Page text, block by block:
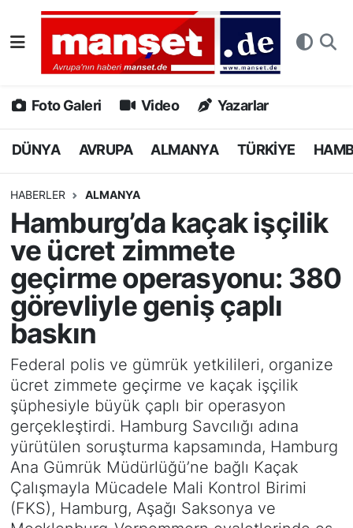
Foto Galeri Video Yazarlar
DÜNYA AVRUPA ALMANYA TÜRKİYE
HABERLER ALMANYA
Hamburg’da kaçak işçilik
ve ücret zimmete
geçirme operasyonu: 380
görevliyle geniş çaplı
baskın
Federal polis ve gümrük yetkilileri, organize
ücret zimmete geçirme ve kaçak işçilik
şüphesiyle büyük çaplı bir operasyon
gerçekleştirdi. Hamburg Savcılığı adına
yürütülen soruşturma kapsamında, Hamburg
Ana Gümrük Müdürlüğü’ne bağlı Kaçak
Çalışmayla Mücadele Mali Kontrol Birimi
(FKS), Hamburg, Aşağı Saksonya ve
DÜNYA
AVRUPA
ALMANYA
HAMBURG
SPOR
DEUTSCH
EKONOMİ
SİYASET
SAĞLIK
Nöbetçi Eczaneler
Hava Durumu
Namaz Vakitleri
Puan Durumu ve Fikstür
Tüm Manşetler
Son Dakika Haberleri
Haber Arşivi